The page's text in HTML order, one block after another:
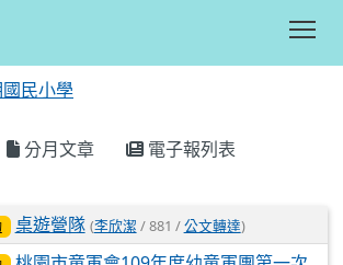
民小學
分月文章 電子報列表
桌遊營隊 (李欣潔 / 881 /公文轉達)